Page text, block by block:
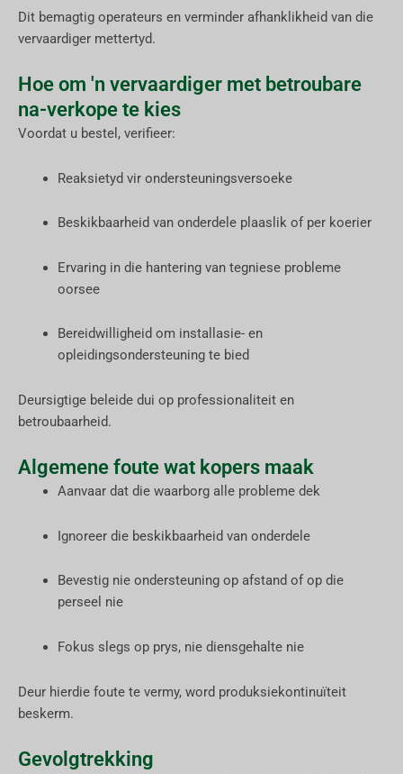
Dit bemagtig operateurs en verminder afhanklikheid van die
vervaardiger mettertyd.
Hoe om 'n vervaardiger met betroubare
na-verkope te kies
Voordat u bestel, verifieer:
Reaksietyd vir ondersteuningsversoeke
Beskikbaarheid van onderdele plaaslik of per koerier
Ervaring in die hantering van tegniese probleme
oorsee
Bereidwilligheid om installasie- en
opleidingsondersteuning te bied
Deursigtige beleide dui op professionaliteit en
betroubaarheid.
Algemene foute wat kopers maak
Aanvaar dat die waarborg alle probleme dek
Ignoreer die beskikbaarheid van onderdele
Bevestig nie ondersteuning op afstand of op die
perseel nie
Fokus slegs op prys, nie diensgehalte nie
Deur hierdie foute te vermy, word produksiekontinuïteit
beskerm.
Gevolgtrekking